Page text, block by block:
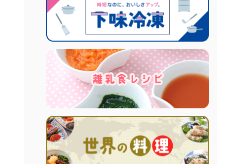
リード
ノベルティ・ギフト用商品